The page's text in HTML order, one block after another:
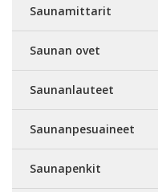
Saunamittarit
Saunan ovet
Saunanlauteet
Saunanpesuaineet
Saunapenkit